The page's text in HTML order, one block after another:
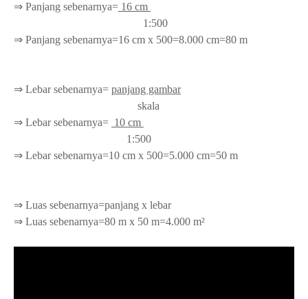
⇒ Panjang sebenarnya= 16 cm
1:500
⇒ Panjang sebenarnya=16 cm x 500=8.000 cm=80 m
⇒ Lebarsebenarnya= panjang gambar
skala
⇒ Lebar sebenarnya= 10 cm
1:500
⇒ Lebar sebenarnya=10 cm x 500=5.000 cm=50 m
⇒ Luas sebenarnya=panjang x lebar
⇒ Luas sebenarnya=80 m x 50 m=4.000 m²